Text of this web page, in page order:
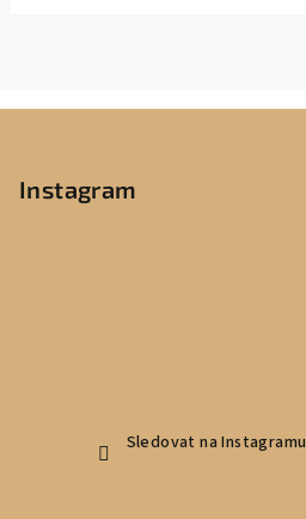
Instagram
Sledovat na Instagramu